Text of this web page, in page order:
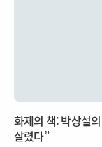
화제의 책: 박상설
살렸다”